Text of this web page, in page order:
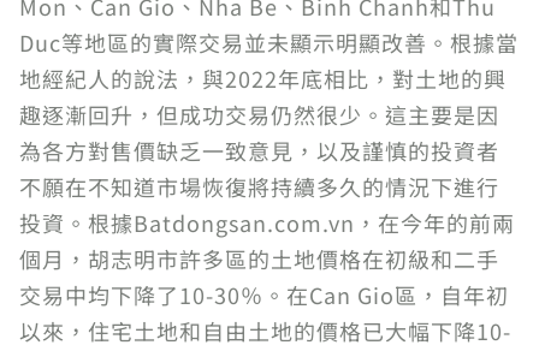
Duc等地區的實際交易並未顯示明顯改善。根據當
地經紀人的說法，與2022年底相比，對土地的興
趣逐漸回升，但成功交易仍然很少。這主要是因
為各方對售價缺乏一致意見，以及謹慎的投資者
不願在不知道市場恢復將持續多久的情況下進行
投資。根據Batdongsan.com.vn，在今年的前兩
個月，胡志明市許多區的土地價格在初級和二手
交易中均下降了10-30％。在Can Gio區，自年初
以來，住宅土地和自由土地的價格已大幅下降10-